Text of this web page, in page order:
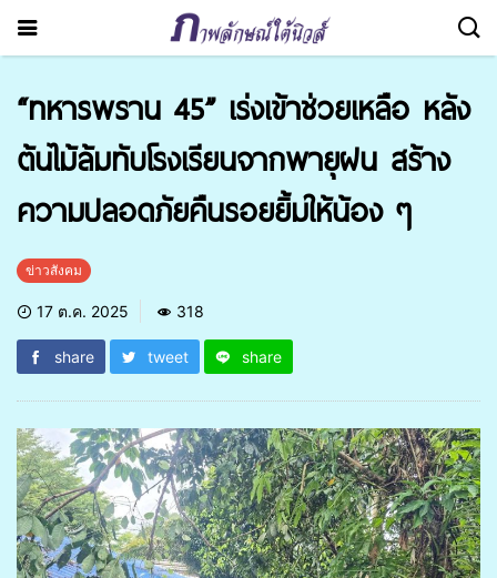
“ทหารพราน 45” เร่งเข้าช่วยเหลือ หลัง
ต้นไม้ล้มทับโรงเรียนจากพายุฝน สร้าง
ความปลอดภัยคืนรอยยิ้มให้น้อง ๆ
ข่าวสังคม
17 ต.ค. 2025 318
share tweet share